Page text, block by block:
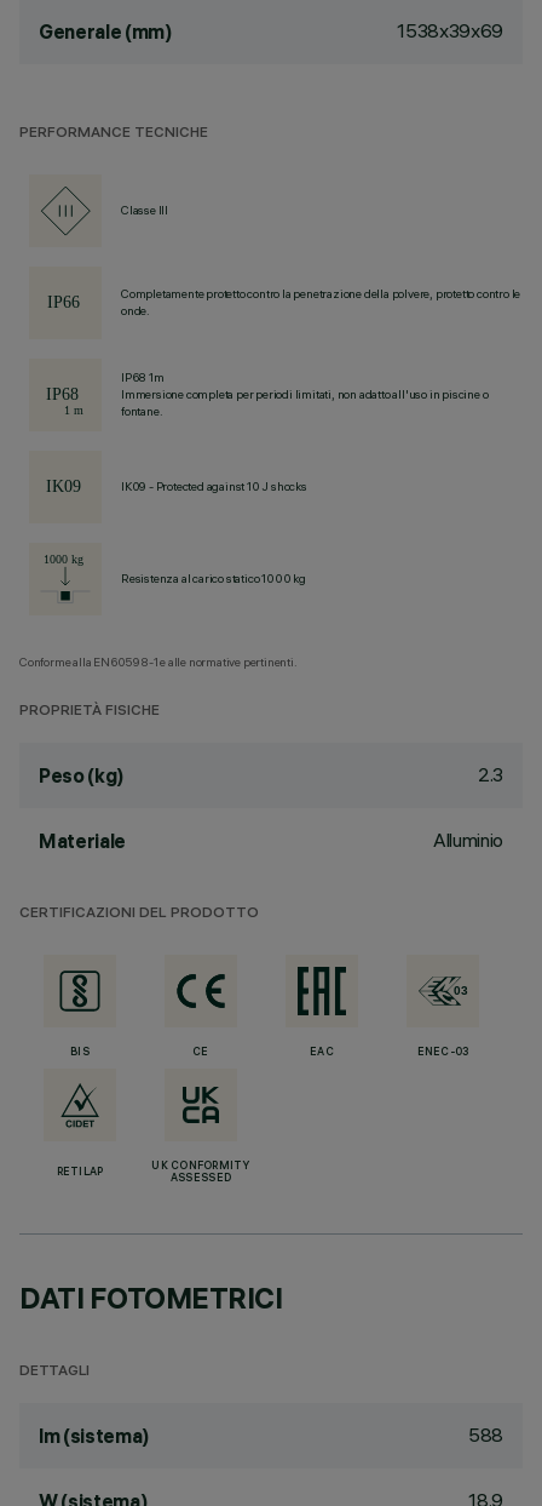
Generale (mm) 1538x39x69
PERFORMANCE TECNICHE
Classe III
Completamente protetto contro la penetrazione della polvere, protetto contro le
onde.
IP68 1m
Immersione completa per periodi limitati, non adatto all'uso in piscine o
fontane.
IK09 - Protected against 10 J shocks
Resistenza al carico statico 1000 kg
Conforme alla EN60598-1 e alle normative pertinenti.
PROPRIETÀ FISICHE
Peso (kg) 2.3
Materiale Alluminio
CERTIFICAZIONI DEL PRODOTTO
BIS CE EAC ENEC-03
RETILAP
UK CONFORMITY
ASSESSED
DATI FOTOMETRICI
DETTAGLI
lm (sistema) 588
W (sistema) 18.9